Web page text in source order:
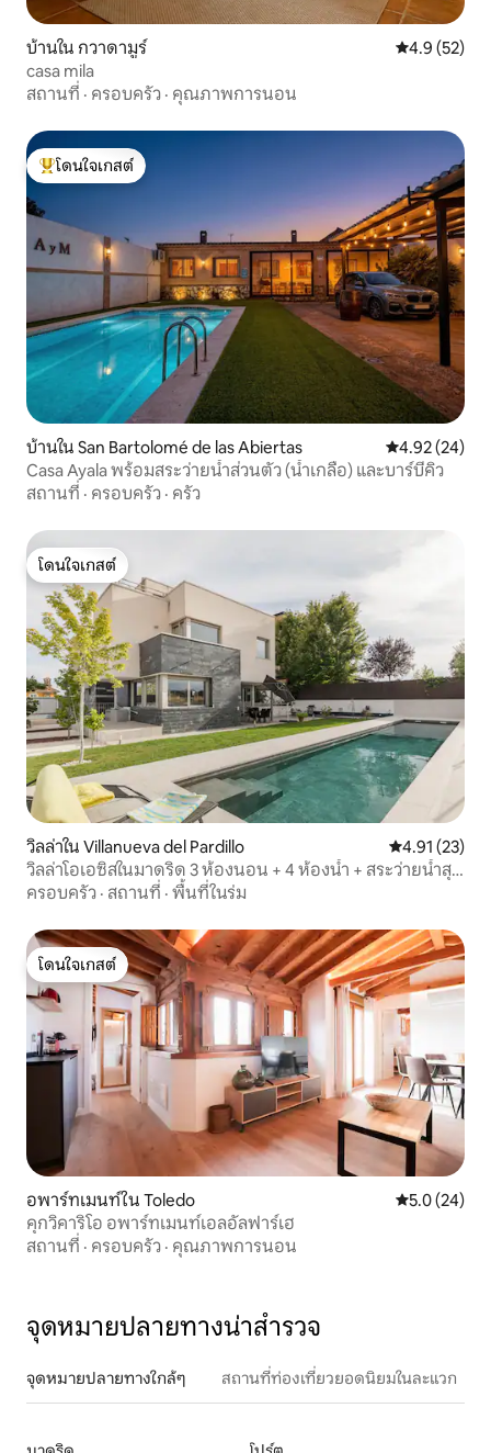
บ้านใน กวาดามูร์ คะแนนเฉลี่ย
4.9 (52)
casa mila
สถานที่ · ครอบครัว · คุณภาพการนอน
โดนใจเกสต์ที่สุด
โดนใจเกสต์
บ้านใน San Bartolomé de las Abiertas คะแนนเฉลี่ย
4.92 (24)
Casa Ayala พร้อมสระว่ายน้ำส่วนตัว (น้ำเกลือ) และบาร์บีคิว
สถานที่ · ครอบครัว · ครัว
โดนใจเกสต์
โดนใจเกสต์
วิลล่าใน Villanueva del Pardillo คะแนนเฉลี่ย
4.91 (23)
วิลล่าโอเอซิสในมาดริด 3 ห้องนอน + 4 ห้องน้ำ + สระว่ายน้ำสุด
หรู
ครอบครัว · สถานที่ · พื้นที่ในร่ม
โดนใจเกสต์
โดนใจเกสต์
อพาร์ทเมนท์ใน Toledo คะแนนเฉลี่ย
5.0 (24)
คุกวิคาริโอ อพาร์ทเมนท์เอลอัลฟาร์เฮ
สถานที่ · ครอบครัว · คุณภาพการนอน
จุดหมายปลายทางน่าสำรวจ
จุดหมายปลายทางใกล้ๆ สถานที่ท่องเที่ยวยอดนิยมในละแวก